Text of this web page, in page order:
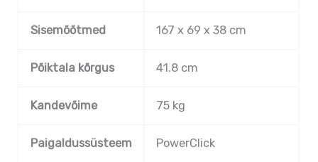
Sisemõõtmed 167 x 69 x 38 cm
Põiktala kõrgus 41.8 cm
Kandevõime 75 kg
Paigaldussüsteem PowerClick